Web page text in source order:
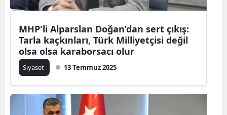
MHP'li Alparslan Doğan’dan sert çıkış:
Tarla kaçkınları, Türk Milliyetçisi değil
olsa olsa karaborsacı olur
Siyaset 13 Temmuz 2025